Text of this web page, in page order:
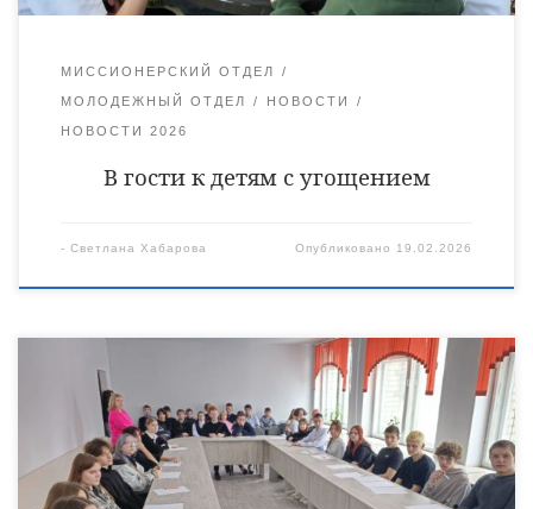
МИССИОНЕРСКИЙ ОТДЕЛ
МОЛОДЕЖНЫЙ ОТДЕЛ НОВОСТИ
НОВОСТИ 2026
В гости к детям с угощением
- Светлана Хабарова Опубликовано 19.02.2026
16 февраля в рамках просветительской программы «Духовная
связь» в Уваровском политехническом колледже и
Кирсановском аграрно-промышленном колледже состоялись
встречи студентов с экспертом Синодального отдела по делам
молодежи Русской Православной Церкви, специалистом в